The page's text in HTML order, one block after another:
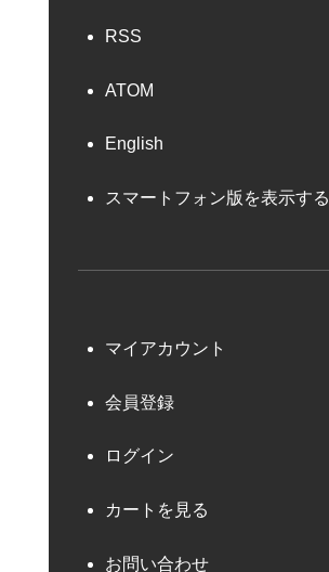
RSS
ATOM
English
スマートフォン版を表示する
マイアカウント
会員登録
ログイン
カートを見る
お問い合わせ